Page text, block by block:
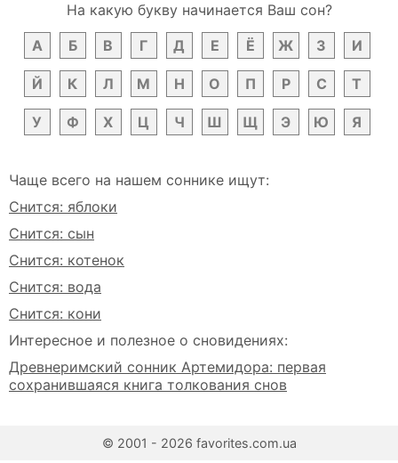
На какую букву начинается Ваш сон?
А
Б В Г Д Е Ё Ж З И
Й К Л М Н О П Р С Т
У Ф Х Ц Ч Ш Щ Э Ю Я
Чаще всего на нашем соннике ищут:
Снится: яблоки
Снится: сын
Снится: котенок
Снится: вода
Снится: кони
Интересное и полезное о сновидениях:
Древнеримский сонник Артемидора: первая
сохранившаяся книга толкования снов
© 2001 - 2026 favorites.com.ua